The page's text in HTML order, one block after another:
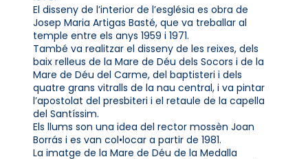
El disseny de l’interior de l’església es obra de
Josep Maria Artigas Basté, que va treballar al
temple entre els anys 1959 i 1971.
També va realitzar el disseny de les reixes, dels
baix relleus de la Mare de Déu dels Socors i de la
Mare de Déu del Carme, del baptisteri i dels
quatre grans vitralls de la nau central, i va pintar
l’apostolat del presbiteri i el retaule de la capella
del Santíssim.
Els llums son una idea del rector mossèn Joan
Borrás i es van col•locar a partir de 1981.
La imatge de la Mare de Déu de la Medalla